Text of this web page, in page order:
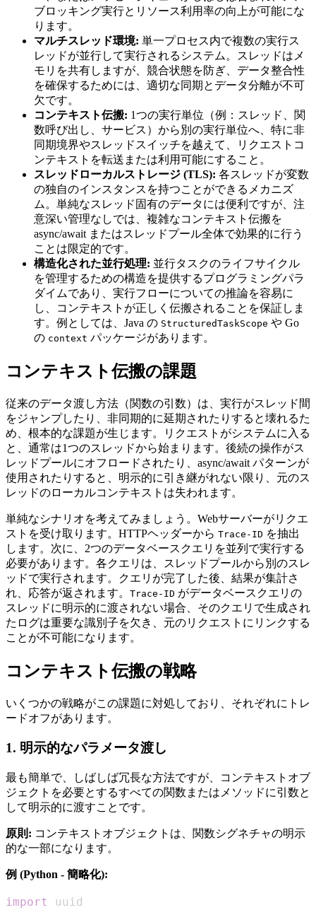
ブロッキング実行とリソース利用率の向上が可能にな
ります。
マルチスレッド環境: 単一プロセス内で複数の実行ス
レッドが並行して実行されるシステム。スレッドはメ
モリを共有しますが、競合状態を防ぎ、データ整合性
を確保するためには、適切な同期とデータ分離が不可
欠です。
コンテキスト伝搬: 1つの実行単位（例：スレッド、関
数呼び出し、サービス）から別の実行単位へ、特に非
同期境界やスレッドスイッチを越えて、リクエストコ
ンテキストを転送または利用可能にすること。
スレッドローカルストレージ (TLS): 各スレッドが変数
の独自のインスタンスを持つことができるメカニズ
ム。単純なスレッド固有のデータには便利ですが、注
意深い管理なしでは、複雑なコンテキスト伝搬を
async/await またはスレッドプール全体で効果的に行う
ことは限定的です。
構造化された並行処理: 並行タスクのライフサイクル
を管理するための構造を提供するプログラミングパラ
ダイムであり、実行フローについての推論を容易に
し、コンテキストが正しく伝搬されることを保証しま
す。例としては、Java の StructuredTaskScope や Go
の context パッケージがあります。
コンテキスト伝搬の課題
従来のデータ渡し方法（関数の引数）は、実行がスレッド間
をジャンプしたり、非同期的に延期されたりすると壊れるた
め、根本的な課題が生じます。リクエストがシステムに入る
と、通常は1つのスレッドから始まります。後続の操作がス
レッドプールにオフロードされたり、async/await パターンが
使用されたりすると、明示的に引き継がれない限り、元のス
レッドのローカルコンテキストは失われます。
単純なシナリオを考えてみましょう。Webサーバーがリクエ
ストを受け取ります。HTTPヘッダーから Trace-ID を抽出
します。次に、2つのデータベースクエリを並列で実行する
必要があります。各クエリは、スレッドプールから別のスレ
ッドで実行されます。クエリが完了した後、結果が集計さ
れ、応答が返されます。 Trace-ID がデータベースクエリの
スレッドに明示的に渡されない場合、そのクエリで生成され
たログは重要な識別子を欠き、元のリクエストにリンクする
ことが不可能になります。
コンテキスト伝搬の戦略
いくつかの戦略がこの課題に対処しており、それぞれにトレ
ードオフがあります。
1. 明示的なパラメータ渡し
最も簡単で、しばしば冗長な方法ですが、コンテキストオブ
ジェクトを必要とするすべての関数またはメソッドに引数と
して明示的に渡すことです。
原則: コンテキストオブジェクトは、関数シグネチャの明示
的な一部になります。
例 (Python - 簡略化):
import